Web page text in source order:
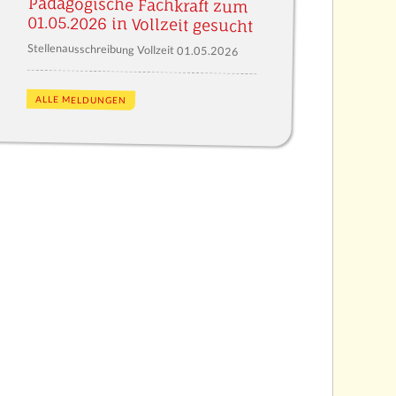
Pädagogische Fachkraft zum
01.05.2026 in Vollzeit gesucht
Stellenausschreibung Vollzeit 01.05.2026
ALLE MELDUNGEN